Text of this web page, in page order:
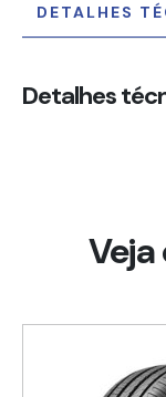
DETALHES
Detalhes